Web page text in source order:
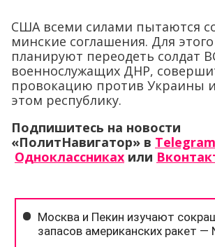
США всеми силами пытаются
минские соглашения. Для
планируют переодеть солдат
военнослужащих ДНР,
провокацию против Украины
этом республику.
Подпишитесь на новости
«ПолитНавигатор» в Telegram
Одноклассниках или